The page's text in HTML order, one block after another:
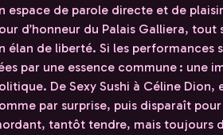
espace de parole directe et de
d’honneur du Palais Galliera,
élan de liberté. Si les performances
par une essence commune : une
De Sexy Sushi à Céline
par surprise, puis disparaît
tantôt tendre, mais toujours